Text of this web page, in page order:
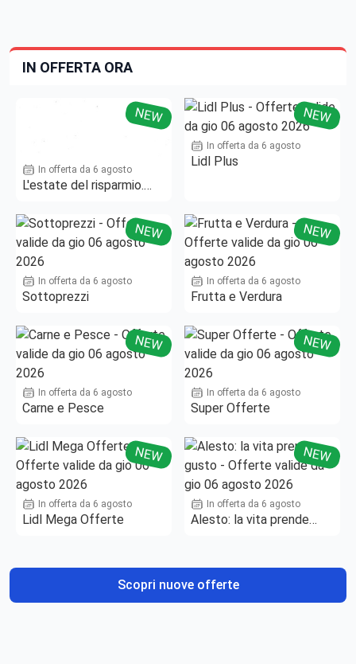
IN OFFERTA ORA
NEW
In offerta da 6 agosto
L'estate del risparmio.
NEW
In offerta da 6 agosto
Lidl Plus
NEW
In offerta da 6 agosto
Sottoprezzi
NEW
In offerta da 6 agosto
Frutta e Verdura
NEW
In offerta da 6 agosto
Carne e Pesce
NEW
In offerta da 6 agosto
Super Offerte
NEW
In offerta da 6 agosto
Lidl Mega Offerte
NEW
In offerta da 6 agosto
Alesto: la vita prende
Scopri nuove offerte